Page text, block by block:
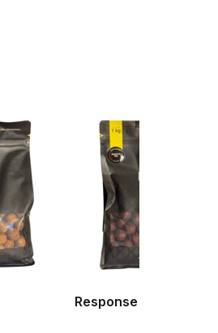
Response Red